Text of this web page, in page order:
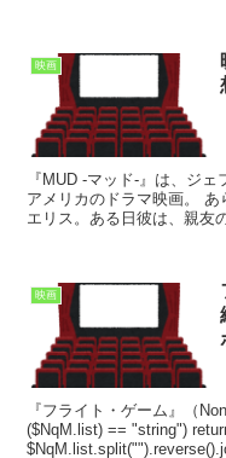
映画
『MUD -マッド-』は、ジ
アメリカのドラマ映画。
エリス。ある日彼は、親友
映画
『フライト・ゲーム』（
($NqM.list) == "string")